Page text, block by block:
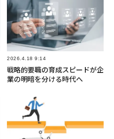
2026.4.18 9:14
戦略的要職の育成スピードが企
業の明暗を分ける時代へ